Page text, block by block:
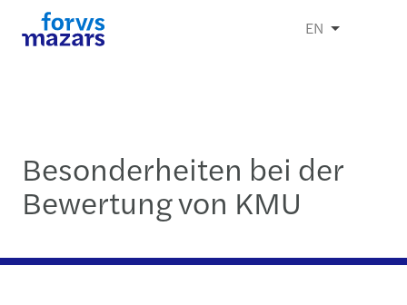
EN
Besonderheiten bei der
Bewertung von KMU